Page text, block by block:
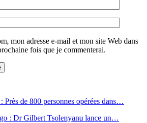
mon adresse e-mail et mon site Web dans
fois que je commenterai.
Près de 800 personnes opérées dans…
: Dr Gilbert Tsolenyanu lance un…